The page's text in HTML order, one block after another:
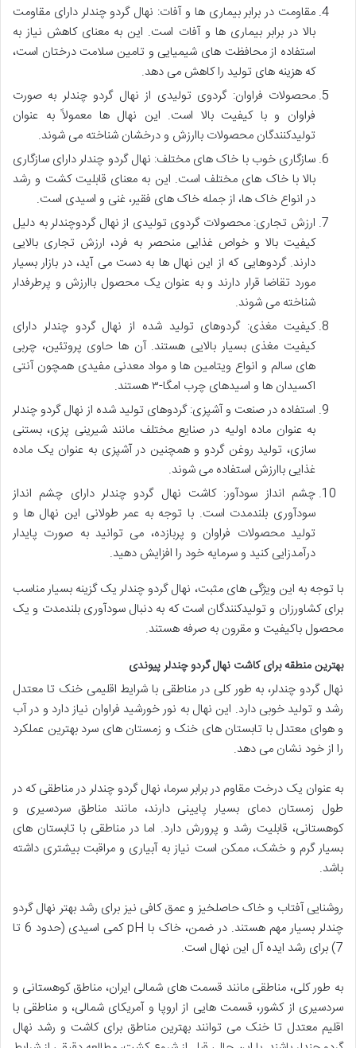
مقاومت در برابر بیماری ها و آفات: نهال گردو چندلر دارای مقاومت
بالا در برابر بیماری ها و آفات است. این به معنای کاهش نیاز به
استفاده از محافظت های شیمیایی و تامین سلامت درختان است،
که هزینه های تولید را کاهش می دهد.
محصولات فراوان: گردوی تولیدی از نهال گردو چندلر به صورت
فراوان و با کیفیت بالا است. این نهال ها معمولاً به عنوان
تولیدکنندگان محصولات باارزش و درخشان شناخته می شوند.
سازگاری خوب با خاک های مختلف: نهال گردو چندلر دارای سازگاری
بالا با خاک های مختلف است. این به معنای قابلیت کشت و رشد
در انواع خاک ها، از جمله خاک های فقیر، غنی و اسیدی است.
ارزش تجاری: محصولات گردوی تولیدی از نهال گردوچندلر به دلیل
کیفیت بالا و خواص غذایی منحصر به فرد، ارزش تجاری بالایی
دارند. گردوهایی که از این نهال ها به دست می آید، در بازار بسیار
مورد تقاضا قرار دارند و به عنوان یک محصول باارزش و پرطرفدار
شناخته می شوند.
کیفیت مغذی: گردوهای تولید شده از نهال گردو چندلر دارای
کیفیت مغذی بسیار بالایی هستند. آن ها حاوی پروتئین، چربی
های سالم و انواع ویتامین ها و مواد معدنی مفیدی همچون آنتی
اکسیدان ها و اسیدهای چرب امگا-۳ هستند.
استفاده در صنعت و آشپزی: گردوهای تولید شده از نهال گردو چندلر
به عنوان ماده اولیه در صنایع مختلف مانند شیرینی پزی، بستنی
سازی، تولید روغن گردو و همچنین در آشپزی به عنوان یک ماده
غذایی باارزش استفاده می شوند.
چشم انداز سودآور: کاشت نهال گردو چندلر دارای چشم انداز
سودآوری بلندمدت است. با توجه به عمر طولانی این نهال ها و
تولید محصولات فراوان و پربازده، می توانید به صورت پایدار
درآمدزایی کنید و سرمایه خود را افزایش دهید.
با توجه به این ویژگی های مثبت، نهال گردو چندلر یک گزینه بسیار مناسب
برای کشاورزان و تولیدکنندگان است که به دنبال سودآوری بلندمدت و یک
محصول باکیفیت و مقرون به صرفه هستند.
بهترین منطقه برای کاشت نهال گردو چندلر پیوندی
نهال گردو چندلر، به طور کلی در مناطقی با شرایط اقلیمی خنک تا معتدل
رشد و تولید خوبی دارد. این نهال به نور خورشید فراوان نیاز دارد و در آب
و هوای معتدل با تابستان های خنک و زمستان های سرد بهترین عملکرد
را از خود نشان می دهد.
به عنوان یک درخت مقاوم در برابر سرما، نهال گردو چندلر در مناطقی که در
طول زمستان دمای بسیار پایینی دارند، مانند مناطق سردسیری و
کوهستانی، قابلیت رشد و پرورش دارد. اما در مناطقی با تابستان های
بسیار گرم و خشک، ممکن است نیاز به آبیاری و مراقبت بیشتری داشته
باشد.
روشنایی آفتاب و خاک حاصلخیز و عمق کافی نیز برای رشد بهتر نهال گردو
چندلر بسیار مهم هستند. در ضمن، خاک با pH کمی اسیدی (حدود 6 تا
7) برای رشد ایده آل این نهال است.
به طور کلی، مناطقی مانند قسمت های شمالی ایران، مناطق کوهستانی و
سردسیری از کشور، قسمت هایی از اروپا و آمریکای شمالی، و مناطقی با
اقلیم معتدل تا خنک می توانند بهترین مناطق برای کاشت و رشد نهال